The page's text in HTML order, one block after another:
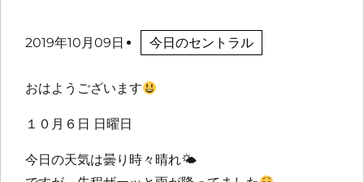
2019年10月09日 今日のセントラル
おはようございます
１０月６日 日曜日
今日の天気は曇り時々晴れ🌤